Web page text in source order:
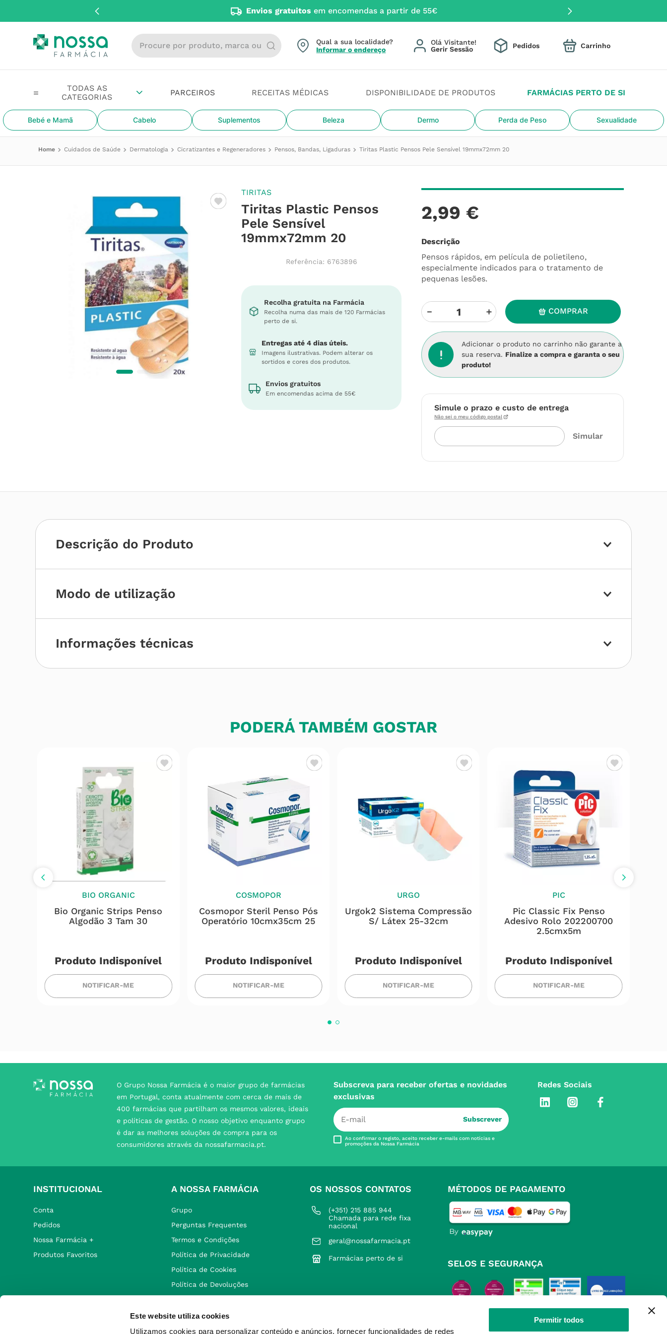
Este website utiliza cookies
Utilizamos cookies para personalizar conteúdo e anúncios, fornecer funcionalidades de redes
Permitir todos
Envios gratuitos em encomendas a partir de 55€
Procure por produto, marca ou categoria
PARCEIROS RECEITAS MÉDICAS DISPONIBILIDADE DE PRODUTOS FARMÁCIAS PERTO DE SI
Bebé e Mamã Cabelo Suplementos Beleza Dermo Perda de Peso Sexualidade
Qual a sua localidade?
Informar o endereço
Olá Visitante! Pedidos
Cuidados de Saúde Dermatologia Cicratizantes e Regeneradores Pensos, Bandas, Ligaduras Tiritas Plastic Pensos Pele Sensível 19mmx72mm 20
TIRITAS
Tiritas Plastic Pensos
Pele Sensível
19mmx72mm 20
Referência: 6763896
Recolha gratuita na Farmácia
Recolha numa das mais de 120 Farmácias
perto de si.
Entregas até 4 dias úteis.
Imagens ilustrativas. Podem alterar os
sortidos e cores dos produtos.
Envios gratuitos
Em encomendas acima de 55€
2,99 €
Descrição
Pensos rápidos, em película de polietileno,
especialmente indicados para o tratamento de
pequenas lesões.
＋
－ COMPRAR
Adicionar o produto no carrinho não garante a
sua reserva. Finalize a compra e garanta o seu
produto!
Simule o prazo e custo de entrega
Não sei o meu código postal
Descrição do Produto
Modo de utilização
Informações técnicas
PODERÁ TAMBÉM GOSTAR
BIO ORGANIC
Bio Organic Strips Penso
Algodão 3 Tam 30
Produto Indisponível
NOTIFICAR-ME
COSMOPOR
Cosmopor Steril Penso Pós
Operatório 10cmx35cm 25
Produto Indisponível
NOTIFICAR-ME
URGO
Urgok2 Sistema Compressão
S/ Látex 25-32cm
Produto Indisponível
NOTIFICAR-ME
PIC
Pic Classic Fix Penso
Adesivo Rolo 202200700
2.5cmx5m
Produto Indisponível
NOTIFICAR-ME
O Grupo Nossa Farmácia é o maior grupo de farmácias
em Portugal, conta atualmente com cerca de mais de
400 farmácias que partilham os mesmos valores, ideais
e políticas de gestão. O nosso objetivo enquanto grupo
é dar as melhores soluções de compra para os
consumidores através da nossafarmacia.pt.
Subscreva para receber ofertas e novidades
exclusivas
Subscrever
Ao confirmar o registo, aceito receber e-mails com notícias e
promoções da Nossa Farmácia
Redes Sociais
INSTITUCIONAL
Conta
Pedidos
Nossa Farmácia +
Produtos Favoritos
A NOSSA FARMÁCIA
Grupo
Perguntas Frequentes
Termos e Condições
Política de Privacidade
Política de Cookies
Política de Devoluções
OS NOSSOS CONTATOS
(+351) 215 885 944
Chamada para rede fixa
nacional
geral@nossafarmacia.pt
Farmácias perto de si
MÉTODOS DE PAGAMENTO
SELOS E SEGURANÇA